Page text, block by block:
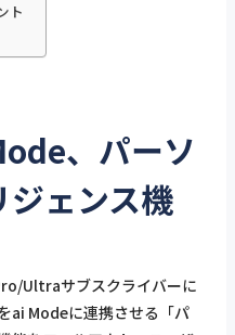
ト
、パーソ
ェンス機
Ultraサブスクライバーに
ai Modeに連携させる「パ